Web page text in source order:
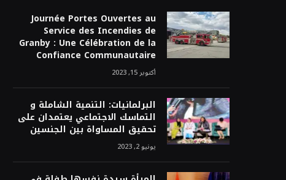
Journée Portes Ouvertes au
Service des Incendies de
Granby : Une Célébration de la
Confiance Communautaire
أكتوبر 15, 2023
البرلمانيات: التنمية الشاملة و
التماسك الاجتماعي يعتمدان على
تحقيق المساواة بين الجنسين
يونيو 2, 2023